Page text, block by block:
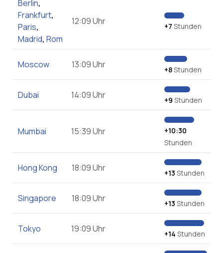
Berlin,
Frankfurt,
Paris,
Madrid, Rom
12:09 Uhr +7 Stunden
Moscow 13:09 Uhr +8Stunden
Dubai 14:09 Uhr +9 Stunden
Mumbai 15:39 Uhr
+10:30
Stunden
Hong Kong 18:09 Uhr +13 Stunden
Singapore 18:09 Uhr +13 Stunden
Tokyo 19:09 Uhr +14 Stunden